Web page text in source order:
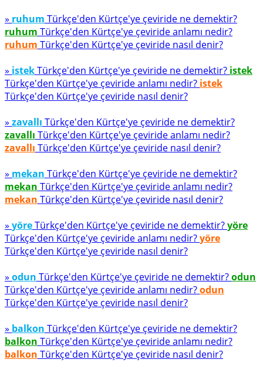
» ruhum Türkçe'den Kürtçe'ye çeviride ne demektir?
ruhum Türkçe'den Kürtçe'ye çeviride anlamı nedir?
ruhum Türkçe'den Kürtçe'ye çeviride nasıl denir?
» istekTürkçe'den Kürtçe'ye çeviride ne demektir? istek
Türkçe'den Kürtçe'ye çeviride anlamı nedir? istek
Türkçe'den Kürtçe'ye çeviride nasıl denir?
» zavallı Türkçe'den Kürtçe'ye çeviride ne demektir?
zavallı Türkçe'den Kürtçe'ye çeviride anlamı nedir?
zavallı Türkçe'den Kürtçe'ye çeviride nasıl denir?
» mekan Türkçe'den Kürtçe'ye çeviride ne demektir?
mekan Türkçe'den Kürtçe'ye çeviride anlamı nedir?
mekan Türkçe'den Kürtçe'ye çeviride nasıl denir?
» yöreTürkçe'den Kürtçe'ye çeviride ne demektir?yöre
Türkçe'den Kürtçe'ye çeviride anlamı nedir?yöre
Türkçe'den Kürtçe'ye çeviride nasıl denir?
» odun Türkçe'den Kürtçe'ye çeviride ne demektir?odun
Türkçe'den Kürtçe'ye çeviride anlamı nedir?odun
Türkçe'den Kürtçe'ye çeviride nasıl denir?
» balkon Türkçe'den Kürtçe'ye çeviride ne demektir?
balkon Türkçe'den Kürtçe'ye çeviride anlamı nedir?
balkon Türkçe'den Kürtçe'ye çeviride nasıl denir?